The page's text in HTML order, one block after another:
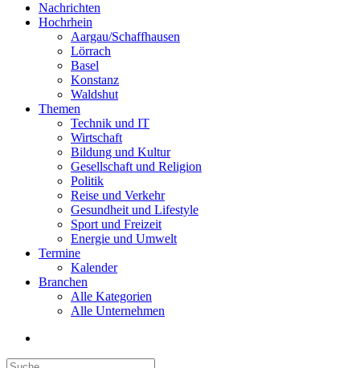
Nachrichten
Hochrhein
Aargau/Schaffhausen
Lörrach
Basel
Konstanz
Waldshut
Themen
Technik und IT
Wirtschaft
Bildung und Kultur
Gesellschaft und Religion
Politik
Reise und Verkehr
Gesundheit und Lifestyle
Sport und Freizeit
Energie und Umwelt
Termine
Kalender
Branchen
Alle Kategorien
Alle Unternehmen